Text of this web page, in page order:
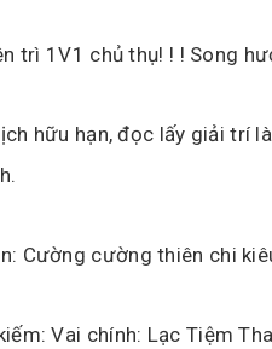
trì 1V1 chủ thụ! ! ! Song
hữu hạn, đọc lấy giải trí
Cường cường thiên chi
Vai chính: Lạc Tiệm